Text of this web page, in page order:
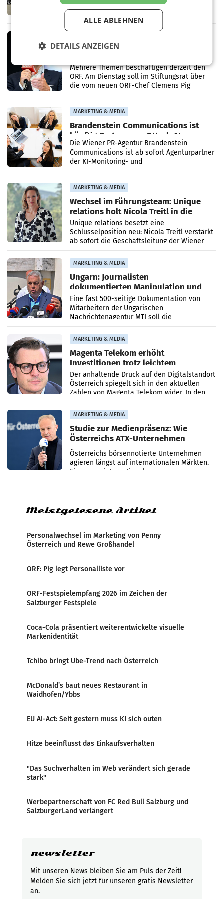
wichtigen Meilenstein und lieferte weltweit
101.267 Fahrzeuge aus, womit sich das
Ergebnis gegenüber Juli 2025 mehr als
verdoppelte (+102
Stiftungsrat Lederer wehrt sich in
Mehrere Themen beschäftigen derzeit den
ORF. Am Dienstag soll im Stiftungsrat über
die vom neuen ORF-Chef Clemens Pig
MARKETING & MEDIA
Brandenstein Communications ist
künftig Partner von OtterlyAI
Die Wiener PR-Agentur Brandenstein
Communications ist ab sofort Agenturpartner
der KI-Monitoring- und
MARKETING & MEDIA
Wechsel im Führungsteam: Unique
relations holt Nicola Treitl in die
Geschäftsleitung
Unique relations besetzt eine
Schlüsselposition neu: Nicola Treitl verstärkt
ab sofort die Geschäftsleitung der Wiener
PR-Agentur an der Seite von Josef Kalina und
Anna Kalina-Mahr.
MARKETING & MEDIA
Ungarn: Journalisten
dokumentierten Manipulation und
Zensur
Eine fast 500-seitige Dokumentation von
Mitarbeitern der Ungarischen
Nachrichtenagentur MTI soll die
systematische Nachrichten-Manipulation und
Zensur bei der Agentur während der Zeit
MARKETING & MEDIA
Magenta Telekom erhöht
Investitionen trotz leichtem
Umsatzrückgang
Der anhaltende Druck auf den Digitalstandort
Österreich spiegelt sich in den aktuellen
Zahlen von Magenta Telekom wider. In den
ersten sechs Monaten des laufenden Jahres
verzeichnete
MARKETING & MEDIA
Studie zur Medienpräsenz: Wie
Österreichs ATX-Unternehmen
international wahrgenommen
werden
Österreichs börsennotierte Unternehmen
agieren längst auf internationalen Märkten.
Eine neue internationale
Medienresonanzanalyse untersucht die
Meistgelesene Artikel
Personalwechsel im Marketing von Penny
Österreich und Rewe Großhandel
ORF: Pig legt Personalliste vor
ORF-Festspielempfang 2026 im Zeichen der
Salzburger Festspiele
Coca-Cola präsentiert weiterentwickelte visuelle
Markenidentität
Tchibo bringt Ube-Trend nach Österreich
McDonald’s baut neues Restaurant in
Waidhofen/Ybbs
EU AI-Act: Seit gestern muss KI sich outen
Hitze beeinflusst das Einkaufsverhalten
"Das Suchverhalten im Web verändert sich gerade
stark"
Werbepartnerschaft von FC Red Bull Salzburg und
SalzburgerLand verlängert
newsletter
Mit unseren News bleiben Sie am Puls der Zeit!
Melden Sie sich jetzt für unseren gratis Newsletter
an.
ALLE ABLEHNEN
DETAILS ANZEIGEN